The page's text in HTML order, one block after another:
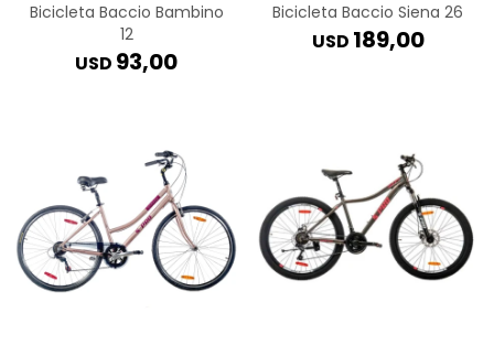
Bicicleta Baccio Bambino
12
USD 93,00
Bicicleta Baccio Siena 26
USD 189,00